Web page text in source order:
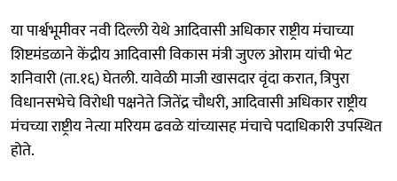
या पार्श्वभूमीवर नवी दिल्ली येथे आदिवासी अधिकार राष्ट्रीय मंचाच्या
शिष्टमंडळाने केंद्रीय आदिवासी विकास मंत्री जुएल ओराम यांची भेट
शनिवारी (ता.१६) घेतली. यावेळी माजी खासदार वृंदा करात, त्रिपुरा
विधानसभेचे विरोधी पक्षनेते जितेंद्र चौधरी, आदिवासी अधिकार राष्ट्रीय
मंचच्या राष्ट्रीय नेत्या मरियम ढवळे यांच्यासह मंचाचे पदाधिकारी उपस्थित
होते.